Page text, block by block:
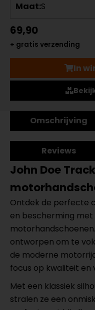
Maat:S
69,90
+ gratis verzending
In
Omschrijving
Reviews
John Doe
Ontdek de perfecte
en bescherming met
ontworpen om te
de moderne
focus op kwaliteit en
Met een klassiek
stralen ze een